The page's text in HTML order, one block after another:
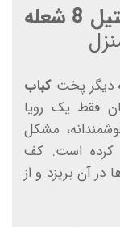
دیگر پخت کباب
فقط یک رویا
مشکل
کرده است. کف
آن بریزد و از